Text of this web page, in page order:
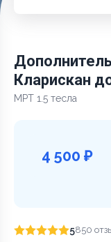
Кларискан
МРТ 1.5 тесла
4 500 ₽
5850